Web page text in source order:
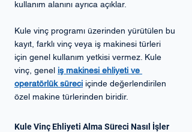
kullanım alanını ayrıca açıklar.
Kule vinç programı üzerinden yürütülen bu
kayıt, farklı vinç veya iş makinesi türleri
için genel kullanım yetkisi vermez. Kule
vinç, genel iş makinesi ehliyeti ve
operatörlük süreci içinde değerlendirilen
özel makine türlerinden biridir.
Kule Vinç Ehliyeti Alma Süreci Nasıl İşler